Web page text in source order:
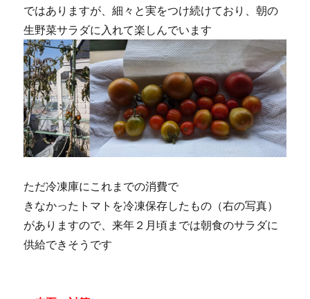
ではありますが、細々と実をつけ続けており、朝の
生野菜サラダに入れて楽しんでいます
ただ冷凍庫にこれまでの消費で
きなかったトマトを冷凍保存したもの（右の写真）
がありますので、来年２月頃までは朝食のサラダに
供給できそうです